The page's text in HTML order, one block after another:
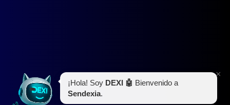
¡Hola! Soy DEXI 🤖 Bienvenido a
Sendexia.
×